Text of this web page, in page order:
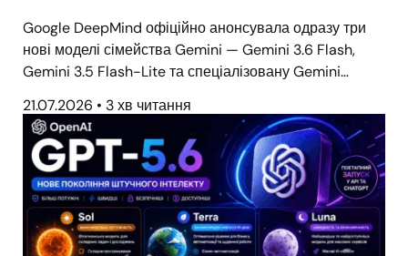
Google DeepMind офіційно анонсувала одразу три
нові моделі сімейства Gemini — Gemini 3.6 Flash,
Gemini 3.5 Flash-Lite та спеціалізовану Gemini…
21.07.2026 • 3 хв читання